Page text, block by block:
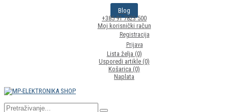
Blog
+385 91 7823 500
Moj korisnički račun
Registracija
Prijava
Lista želja (0)
Usporedi artikle (0)
Košarica (0)
Naplata